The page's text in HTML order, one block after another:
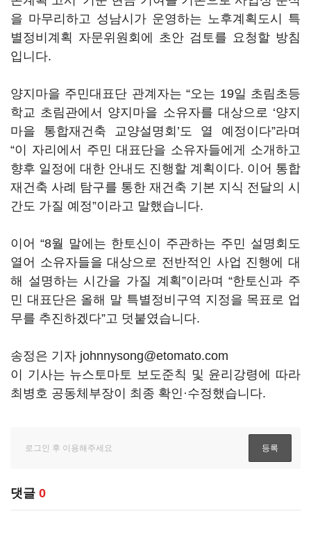
을 마무리하고 성남시가 운영하는 노후계획도시 특
별정비계획 자문위원회에 초안 검토를 요청할 방침
입니다.
양지마을 주민대표단 관계자는 “오는 19일 초림초등
학교 초림관에서 양지마을 소유자를 대상으로 ‘양지
마을 통합재건축 교양설명회’도 열 예정이다”라며
“이 자리에서 주민 대표단을 소유자들에게 소개하고
향후 일정에 대한 안내도 진행할 계획이다. 이어 통합
재건축 사례 탐구를 통한 재건축 기본 지식 전달의 시
간도 가질 예정”이라고 말했습니다.
이어 “8월 말에는 한토신이 주관하는 주민 설명회도
열어 소유자들을 대상으로 전반적인 사업 진행에 대
해 설명하는 시간을 가질 계획”이라며 “한토신과 주
민 대표단은 올해 말 특별정비구역 지정을 목표로 업
무를 추진하겠다”고 덧붙였습니다.
송정은 기자 johnnysong@etomato.com
이 기사는 뉴스토마토 보도준칙 및 윤리강령에 따라
최병호 공동체부장이 최종 확인·수정했습니다.
댓글 0